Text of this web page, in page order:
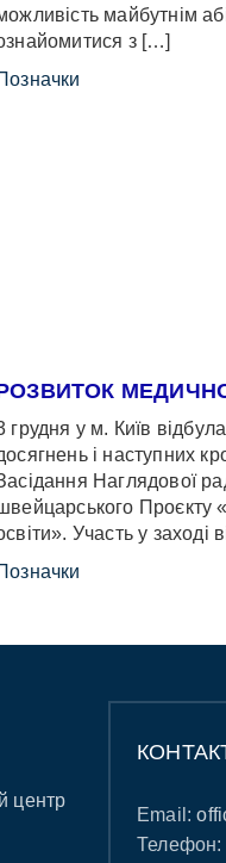
майбутнім
з […]
грудня у м. Київ
і наступних
Наглядової
Проєкту
Участь у заході
центр
Email:
Телефон: